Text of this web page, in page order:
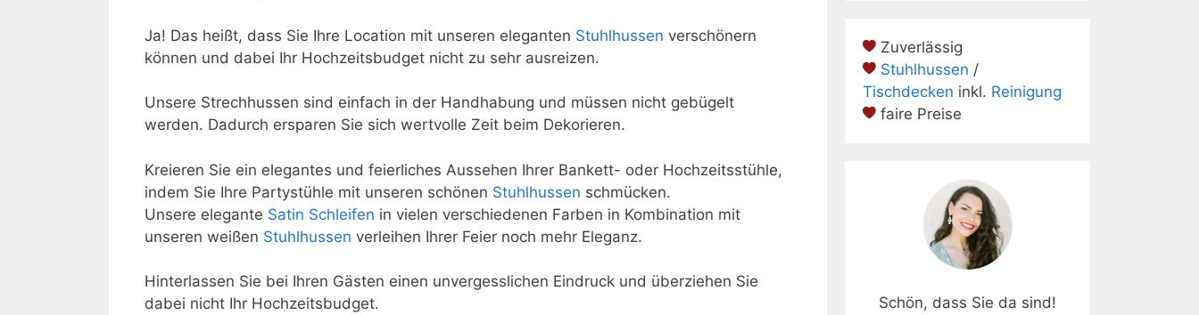
Ja! Das heißt, dass Sie Ihre Location mit unseren eleganten Stuhlhussen verschönern
können und dabei Ihr Hochzeitsbudget nicht zu sehr ausreizen.
Unsere Strechhussen sind einfach in der Handhabung und müssen nicht gebügelt
werden. Dadurch ersparen Sie sich wertvolle Zeit beim Dekorieren.
Kreieren Sie ein elegantes und feierliches Aussehen Ihrer Bankett- oder Hochzeitsstühle,
indem Sie Ihre Partystühle mit unseren schönen Stuhlhussen schmücken.
Unsere elegante Satin Schleifen in vielen verschiedenen Farben in Kombination mit
unseren weißen Stuhlhussen verleihen Ihrer Feier noch mehr Eleganz.
Hinterlassen Sie bei Ihren Gästen einen unvergesslichen Eindruck und überziehen Sie
dabei nicht Ihr Hochzeitsbudget.
Zuverlässig
Stuhlhussen /
Tischdecken inkl. Reinigung
faire Preise
Schön, dass Sie da sind!